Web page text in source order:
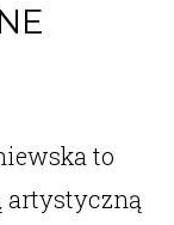
to
artystyczną